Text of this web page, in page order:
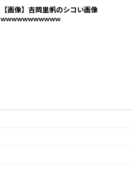
【画像】吉岡里帆のシコい画像
wwwwwwwwwww